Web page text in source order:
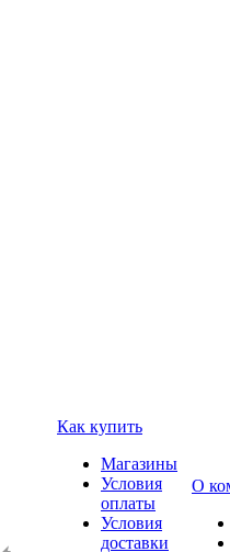
Как купить
Магазины
Условия
оплаты
Условия
доставки
О